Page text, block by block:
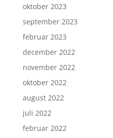
oktober 2023
september 2023
februar 2023
december 2022
november 2022
oktober 2022
august 2022
juli 2022
februar 2022